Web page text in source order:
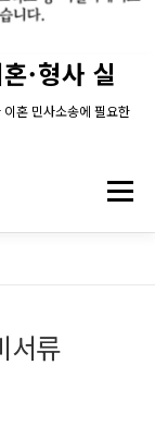
·형사 실
혼 민사소송에 필요한
메뉴
서류